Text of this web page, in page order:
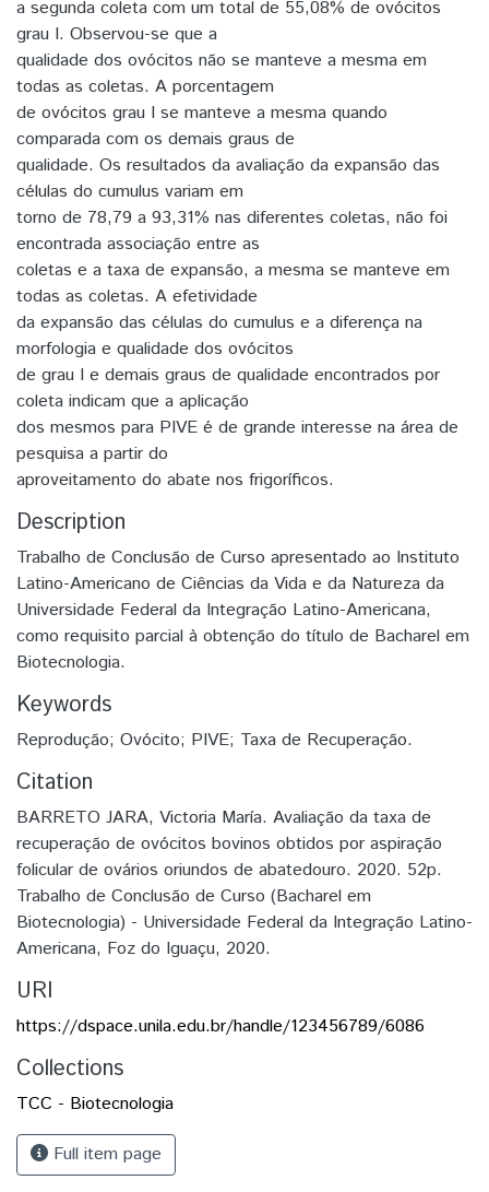
a segunda coleta com um total de 55,08% de ovócitos
grau I. Observou-se que a
qualidade dos ovócitos não se manteve a mesma em
todas as coletas. A porcentagem
de ovócitos grau I se manteve a mesma quando
comparada com os demais graus de
qualidade. Os resultados da avaliação da expansão das
células do cumulus variam em
torno de 78,79 a 93,31% nas diferentes coletas, não foi
encontrada associação entre as
coletas e a taxa de expansão, a mesma se manteve em
todas as coletas. A efetividade
da expansão das células do cumulus e a diferença na
morfologia e qualidade dos ovócitos
de grau I e demais graus de qualidade encontrados por
coleta indicam que a aplicação
dos mesmos para PIVE é de grande interesse na área de
pesquisa a partir do
aproveitamento do abate nos frigoríficos.
Description
Trabalho de Conclusão de Curso apresentado ao Instituto
Latino-Americano de Ciências da Vida e da Natureza da
Universidade Federal da Integração Latino-Americana,
como requisito parcial à obtenção do título de Bacharel em
Biotecnologia.
Keywords
Reprodução; Ovócito; PIVE; Taxa de Recuperação.
Citation
BARRETO JARA, Victoria María. Avaliação da taxa de
recuperação de ovócitos bovinos obtidos por aspiração
folicular de ovários oriundos de abatedouro. 2020. 52p.
Trabalho de Conclusão de Curso (Bacharel em
Biotecnologia) - Universidade Federal da Integração Latino-
Americana, Foz do Iguaçu, 2020.
URI
https://dspace.unila.edu.br/handle/123456789/6086
Collections
TCC - Biotecnologia
Full item page